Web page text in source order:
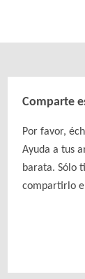
Comparte
Por favor,
Ayuda a tus
barata. Sólo
compartirlo